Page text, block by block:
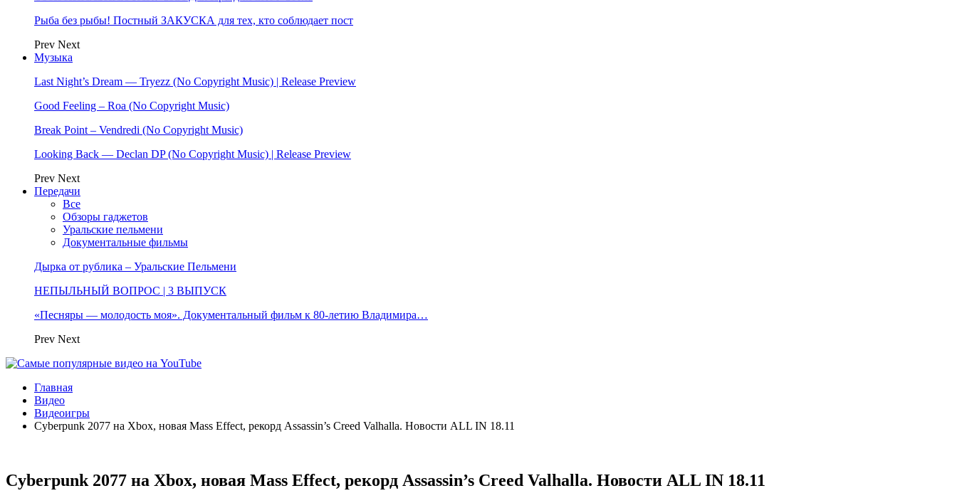
Рыба без рыбы! Постный ЗАКУСКА для тех, кто соблюдает пост
Prev Next
Музыка
Last Night’s Dream — Tryezz (No Copyright Music) | Release Preview
Good Feeling – Roa (No Copyright Music)
Break Point – Vendredi (No Copyright Music)
Looking Back — Declan DP (No Copyright Music) | Release Preview
Prev Next
Передачи
Все
Обзоры гаджетов
Уральские пельмени
Документальные фильмы
Дырка от рублика – Уральские Пельмени
НЕПЫЛЬНЫЙ ВОПРОС | 3 ВЫПУСК
«Песняры — молодость моя». Документальный фильм к 80-летию Владимира…
Prev Next
Главная
Видео
Видеоигры
Cyberpunk 2077 на Xbox, новая Mass Effect, рекорд Assassin’s Creed Valhalla. Новости ALL IN 18.11
Cyberpunk 2077 на Xbox, новая Mass Effect, рекорд Assassin’s Creed Valhalla. Новости ALL IN 18.11